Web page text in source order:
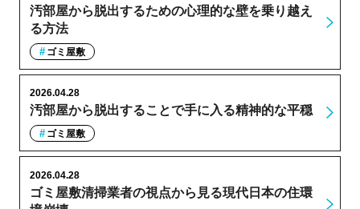
汚部屋から脱出するための心理的な壁を乗り越え
る方法
ゴミ屋敷
汚部屋から脱出することで手に入る精神的な平穏
2026.04.28
ゴミ屋敷
ゴミ屋敷清掃業者の視点から見る現代日本の住環
2026.04.28